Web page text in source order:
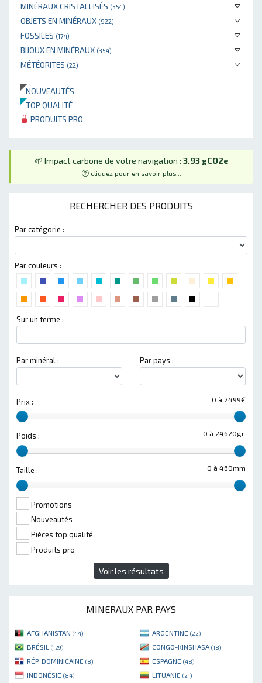
MINÉRAUX CRISTALLISÉS (554)
OBJETS EN MINÉRAUX (922)
FOSSILES (174)
BIJOUX EN MINÉRAUX (354)
MÉTÉORITES (22)
NOUVEAUTÉS
TOP QUALITÉ
PRODUITS PRO
🌱 Impact carbone de votre navigation : 3.93 gCO2e
cliquez pour en savoir plus...
RECHERCHER DES PRODUITS
Par catégorie :
Par couleurs :
Sur un terme :
Par minéral : Par pays :
0 à 2499€
Prix :
0 à 24620gr.
Poids :
0 à 460mm
Taille :
Promotions
Nouveautés
Pièces top qualité
Produits pro
Voir les résultats
MINERAUX PAR PAYS
AFGHANISTAN (44) ARGENTINE (22)
BRÉSIL (129) CONGO-KINSHASA (18)
RÉP. DOMINICAINE (8) ESPAGNE (48)
INDONÉSIE (84) LITUANIE (21)